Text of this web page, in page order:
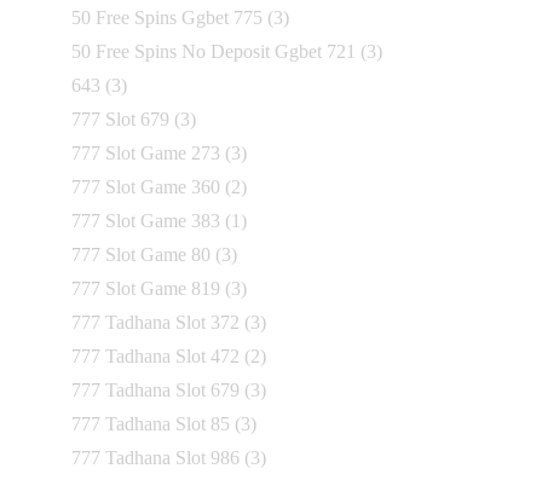
50 Free Spins Ggbet 775 (3)
50 Free Spins No Deposit Ggbet 721 (3)
643 (3)
777 Slot 679 (3)
777 Slot Game 273 (3)
777 Slot Game 360 (2)
777 Slot Game 383 (1)
777 Slot Game 80 (3)
777 Slot Game 819 (3)
777 Tadhana Slot 372 (3)
777 Tadhana Slot 472 (2)
777 Tadhana Slot 679 (3)
777 Tadhana Slot 85 (3)
777 Tadhana Slot 986 (3)